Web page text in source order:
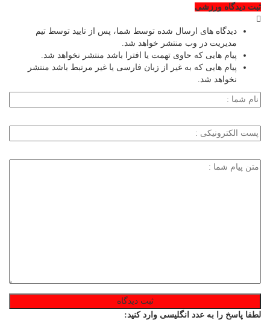
ثبت دیدگاه ورزشی
دیدگاه های ارسال شده توسط شما، پس از تایید توسط تیم
مدیریت در وب منتشر خواهد شد.
پیام هایی که حاوی تهمت یا افترا باشد منتشر نخواهد شد.
پیام هایی که به غیر از زبان فارسی یا غیر مرتبط باشد منتشر
نخواهد شد.
لطفا پاسخ را به عدد انگلیسی وارد کنید: